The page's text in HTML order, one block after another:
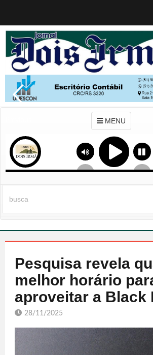
MENU
Pesquisa revela
melhor horário
aproveitar a Black
28/11/2025